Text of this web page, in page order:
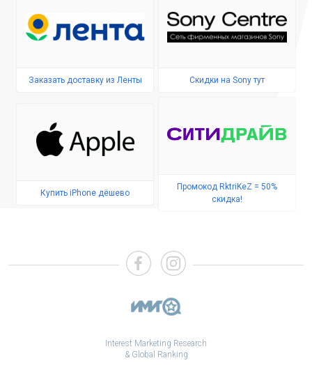
Заказать доставку из Ленты Скидки на Sony тут
Купить iPhone дёшево
Промокод RktriKeZ = 50%
скидка!
Interest Marketing Research
& Global Ranking